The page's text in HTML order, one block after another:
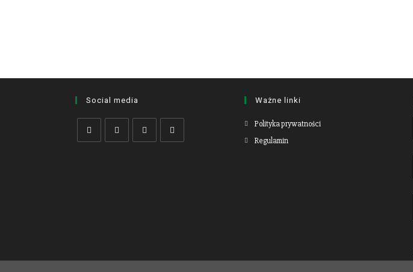
Social media Ważne linki
Polityka prywatności
Regulamin